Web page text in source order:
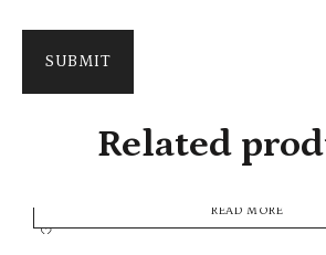
SUBMIT
Related
READ MORE